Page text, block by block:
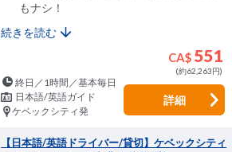
もナシ！
続きを読む
CA$ 551
(約62,263円)
終日／1時間／基本毎日
日本語/英語ガイド
ケベックシティ発
詳細
【日本語/英語ドライバー/貸切】ケベックシティ